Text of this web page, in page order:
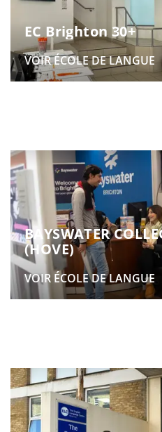
EC Brighton 30+
VOIR ÉCOLE DELANGUE
BAYSWATER
(HOVE)
VOIR ÉCOLE DELANGUE